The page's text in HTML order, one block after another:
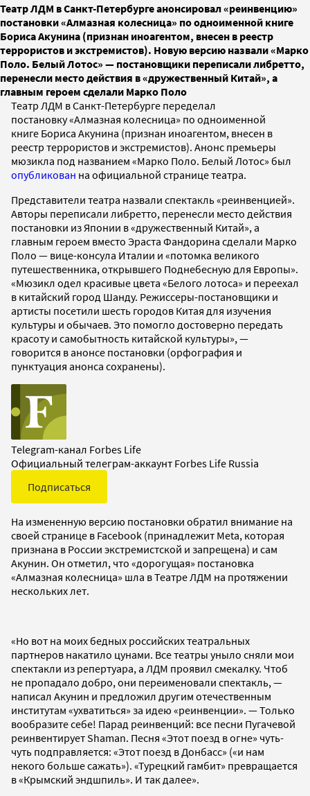
Театр ЛДМ в Санкт-Петербурге анонсировал «реинвенцию»
постановки «Алмазная колесница» по одноименной книге
Бориса Акунина (признан иноагентом, внесен в реестр
террористов и экстремистов). Новую версию назвали «Марко
Поло. Белый Лотос» — постановщики переписали либретто,
перенесли место действия в «дружественный Китай», а
главным героем сделали Марко Поло
Театр ЛДМ в Санкт-Петербурге переделал
постановку «Алмазная колесница» по одноименной
книге Бориса Акунина (признан иноагентом, внесен в
реестр террористов и экстремистов). Анонс премьеры
мюзикла под названием «Марко Поло. Белый Лотос» был
опубликован на официальной странице театра.
Представители театра назвали спектакль «реинвенцией».
Авторы переписали либретто, перенесли место действия
постановки из Японии в «дружественный Китай», а
главным героем вместо Эраста Фандорина сделали Марко
Поло — вице-консула Италии и «потомка великого
путешественника, открывшего Поднебесную для Европы».
«Мюзикл одел красивые цвета «Белого лотоса» и переехал
в китайский город Шанду. Режиссеры-постановщики и
артисты посетили шесть городов Китая для изучения
культуры и обычаев. Это помогло достоверно передать
красоту и самобытность китайской культуры», —
говорится в анонсе постановки (орфография и
пунктуация анонса сохранены).
Telegram-канал Forbes Life
Официальный телеграм-аккаунт Forbes Life Russia
Подписаться
На измененную версию постановки обратил внимание на
своей странице в Facebook (принадлежит Meta, которая
признана в России экстремистской и запрещена) и сам
Акунин. Он отметил, что «дорогущая» постановка
«Алмазная колесница» шла в Театре ЛДМ на протяжении
нескольких лет.
«Но вот на моих бедных российских театральных
партнеров накатило цунами. Все театры уныло сняли мои
спектакли из репертуара, а ЛДМ проявил смекалку. Чтоб
не пропадало добро, они переименовали спектакль, —
написал Акунин и предложил другим отечественным
институтам «ухватиться» за идею «реинвенции». — Только
вообразите себе! Парад реинвенций: все песни Пугачевой
реинвентирует Shaman. Песня «Этот поезд в огне» чуть-
чуть подправляется: «Этот поезд в Донбасс» («и нам
некого больше сажать»). «Турецкий гамбит» превращается
в «Крымский эндшпиль». И так далее».